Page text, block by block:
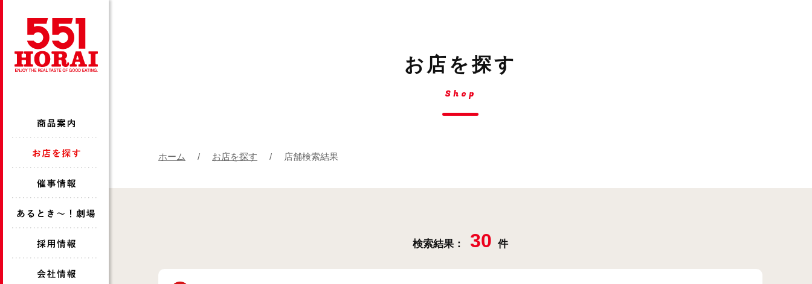
お店を探す
Shop
ホーム お店を探す 店舗検索結果
検索結果： 30 件